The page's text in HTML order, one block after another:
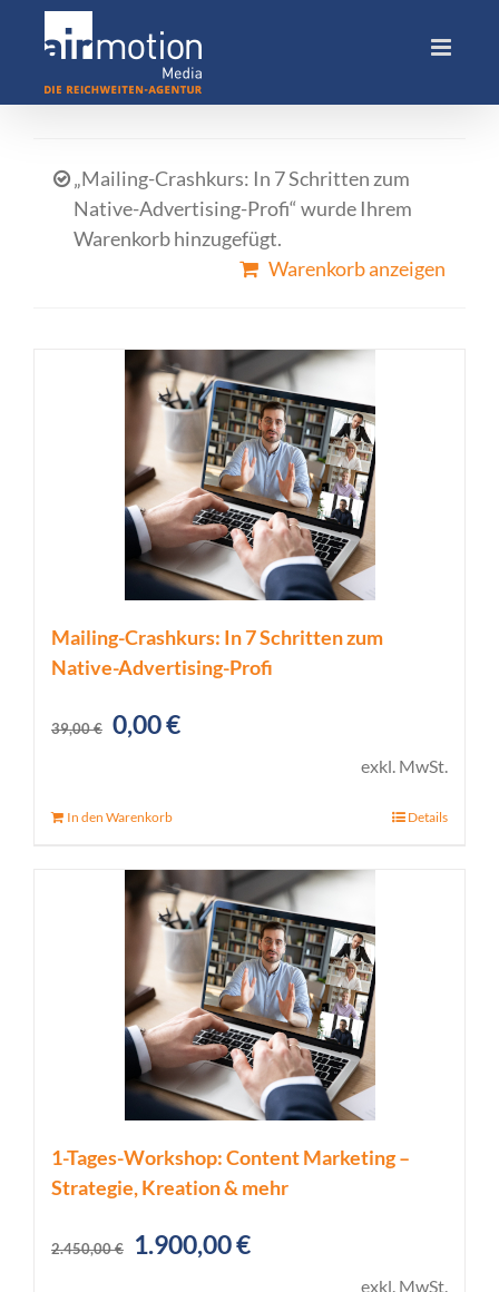
„Mailing-Crashkurs: In 7 Schritten zum
Native-Advertising-Profi“ wurde Ihrem
Warenkorb hinzugefügt.
Warenkorb anzeigen
Mailing-Crashkurs: In 7 Schritten zum
Native-Advertising-Profi
39,00€ Ursprünglicher
0,00€Aktueller
exkl. MwSt.
In den Warenkorb Details
1-Tages-Workshop: Content Marketing –
Strategie, Kreation & mehr
2.450,00€
Ursprünglicher
1.900,00€Aktueller
exkl. MwSt.